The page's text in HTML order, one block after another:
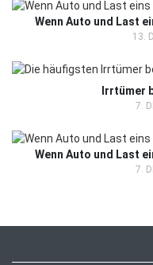
Wenn Auto und Last
13.
Irrtümer
7.
Wenn Auto und Last
7.